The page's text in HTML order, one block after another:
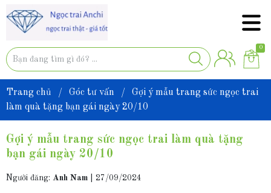
0
Trang chủ / Góc tư vấn /
Gợi ý mẫu trang sức ngọc trai
làm quà tặng bạn gái ngày 20/10
Gợi ý mẫu trang sức ngọc trai làm quà tặng
bạn gái ngày 20/10
Người đăng: Anh Nam 27/09/2024